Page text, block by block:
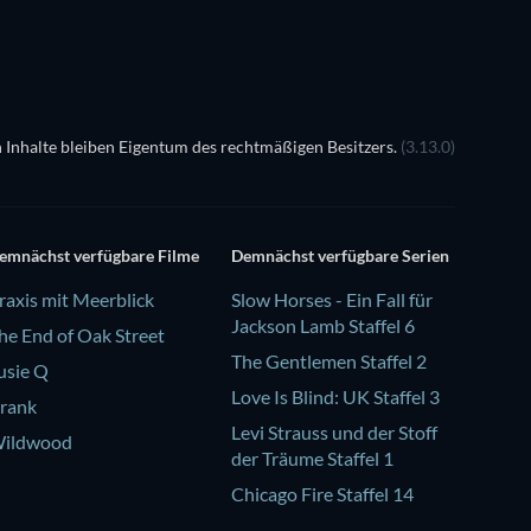
bleiben Eigentum des rechtmäßigen Besitzers. (3.13.0)
verfügbare Filme
mit Meerblick
End of Oak Street
Q
Demnächst verfügbare Serien
Slow Horses - Ein Fall für
Jackson Lamb Staffel 6
The Gentlemen Staffel 2
Love Is Blind: UK Staffel 3
Levi Strauss und der Stoff
der Träume Staffel 1
Chicago Fire Staffel 14